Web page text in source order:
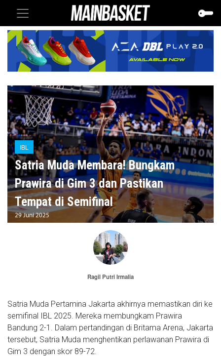
IBL
Satria Muda Membara! Bungkam
Prawira di Gim 3 dan Pastikan
Tempat di Semifinal
29 Juni 2025
Ragil Putri Irmalia
Satria Muda Pertamina Jakarta akhirnya memastikan diri ke
semifinal IBL 2025. Mereka membungkam Prawira
Bandung 2-1. Dalam pertandingan di Britama Arena, Jakarta
tersebut, Satria Muda menghentikan perlawanan Prawira di
Gim 3 dengan skor 89-72.